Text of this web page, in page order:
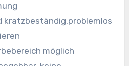
kratzbeständig,problemlos
möglich